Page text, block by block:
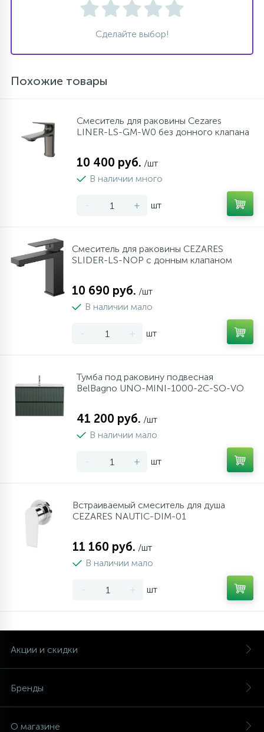
Сделайте выбор!
Похожие товары
Cмеситель для раковины Cezares
LINER-LS-GM-W0 без донного клапана
10 400 руб. /шт
В наличии много
- + шт
Смеситель для раковины CEZARES
SLIDER-LS-NOP с донным клапаном
10 690 руб. /шт
В наличии мало
- + шт
Тумба под раковину подвесная
BelBagno UNO-MINI-1000-2C-SO-VO
41 200 руб. /шт
В наличии мало
- + шт
Встраиваемый смеситель для душа
CEZARES NAUTIC-DIM-01
11 160 руб. /шт
В наличии мало
- + шт
Акции и скидки
Бренды
О магазине